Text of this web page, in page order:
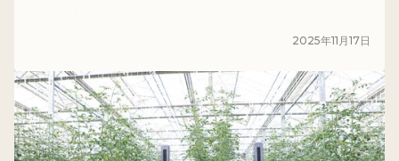
2025年11 月17日